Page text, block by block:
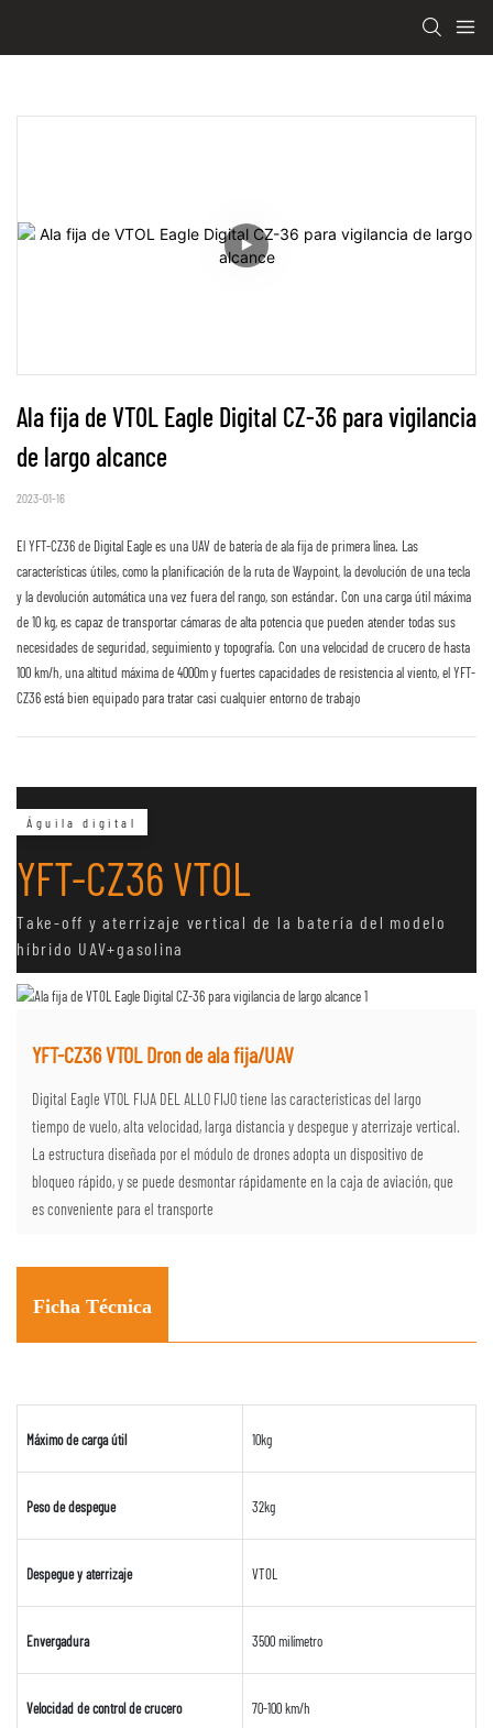
Ala fija de VTOL Eagle Digital CZ-36 para vigilancia
de largo alcance
2023-01-16
El YFT-CZ36 de Digital Eagle es una UAV de batería de ala fija de primera línea. Las
características útiles, como la planificación de la ruta de Waypoint, la devolución de una tecla
y la devolución automática una vez fuera del rango, son estándar. Con una carga útil máxima
de 10 kg, es capaz de transportar cámaras de alta potencia que pueden atender todas sus
necesidades de seguridad, seguimiento y topografía. Con una velocidad de crucero de hasta
100 km/h, una altitud máxima de 4000m y fuertes capacidades de resistencia al viento, el YFT-
CZ36 está bien equipado para tratar casi cualquier entorno de trabajo
Águila digital
YFT-CZ36 VTOL
Take-off y aterrizaje vertical de la batería del modelo
híbrido UAV+gasolina
YFT-CZ36 VTOL Dron de ala fija/UAV
Digital Eagle VTOL FIJA DEL ALLO FIJO tiene las características del largo
tiempo de vuelo, alta velocidad, larga distancia y despegue y aterrizaje vertical.
La estructura diseñada por el módulo de drones adopta un dispositivo de
bloqueo rápido, y se puede desmontar rápidamente en la caja de aviación, que
es conveniente para el transporte
Ficha Técnica
Máximo de carga útil 10kg
Peso de despegue 32kg
Despegue y aterrizaje VTOL
Envergadura 3500 milímetro
Velocidad de control de crucero 70-100 km/h